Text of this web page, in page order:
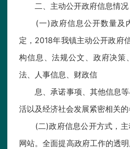
二、主动公开政府信息情况
(一)政府信息公开数量及
定，2018年我镇主动公开政府
构信息、法规公文、政府决策
法、人事信息、财政信
息、承诺事项、其他信息等
活以及经济社会发展紧密相关的
(二)政府信息公开方式，主
网站。全面提高政府工作的透